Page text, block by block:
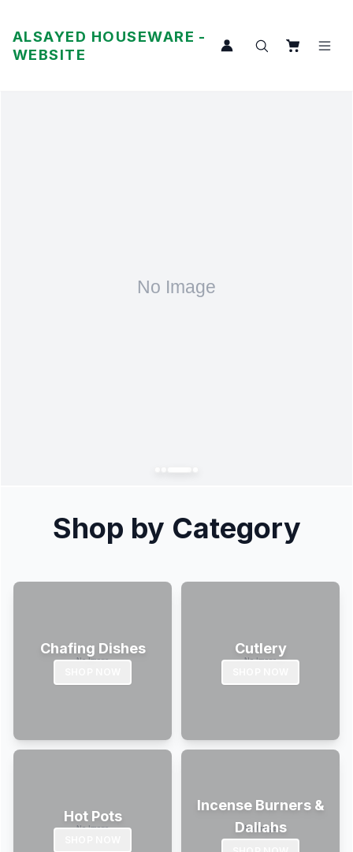
ALSAYED HOUSEWARE -
WEBSITE
Shop by Category
Chafing Dishes Cutlery
Hot Pots
Incense Burners &
Dallahs